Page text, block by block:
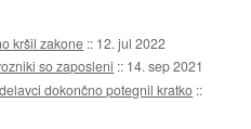
kršil zakone :: 12. jul 2022
so zaposleni :: 14. sep 2021
dokončno potegnil kratko ::